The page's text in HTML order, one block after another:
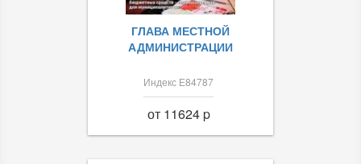
ГЛАВА МЕСТНОЙ
АДМИНИСТРАЦИИ
Индекс Е84787
от 11624 p